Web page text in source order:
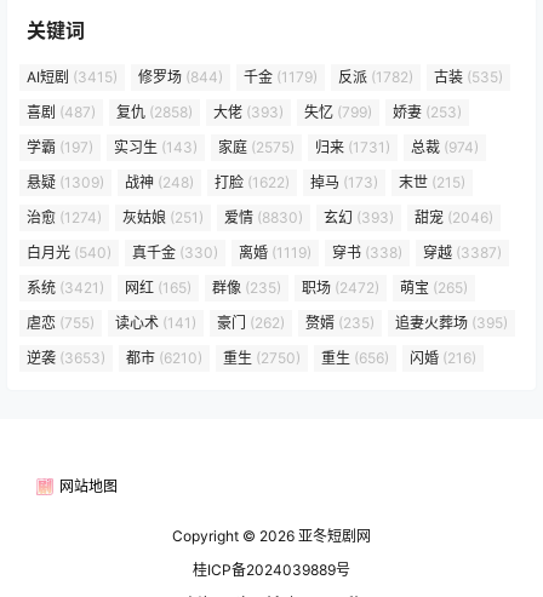
关键词
AI短剧 (3415) 修罗场 (844) 千金 (1179) 反派 (1782) 古装 (535)
喜剧 (487) 复仇 (2858) 大佬 (393) 失忆 (799) 娇妻 (253)
学霸 (197) 实习生 (143) 家庭 (2575) 归来 (1731) 总裁 (974)
悬疑 (1309) 战神 (248) 打脸 (1622) 掉马 (173) 末世 (215)
治愈 (1274) 灰姑娘 (251) 爱情 (8830) 玄幻 (393) 甜宠 (2046)
白月光 (540) 真千金 (330) 离婚 (1119) 穿书 (338) 穿越 (3387)
系统 (3421) 网红 (165) 群像 (235) 职场 (2472) 萌宝 (265)
虐恋 (755) 读心术 (141) 豪门 (262) 赘婿 (235) 追妻火葬场 (395)
逆袭 (3653) 都市 (6210) 重生 (2750) 重生 (656) 闪婚 (216)
网站地图
Copyright © 2026 亚冬短剧网
桂ICP备2024039889号